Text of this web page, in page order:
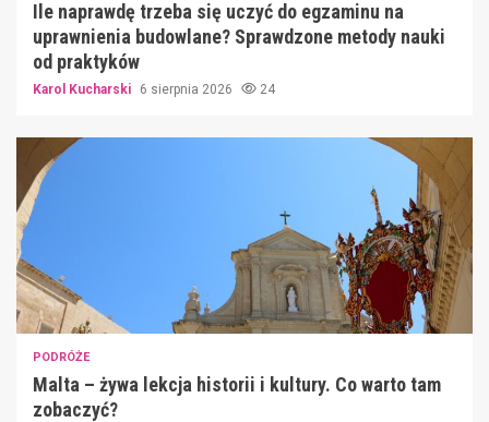
Ile naprawdę trzeba się uczyć do egzaminu na
uprawnienia budowlane? Sprawdzone metody nauki
od praktyków
Karol Kucharski 6 sierpnia 2026 24
PODRÓŻE
Malta – żywa lekcja historii i kultury. Co warto tam
zobaczyć?